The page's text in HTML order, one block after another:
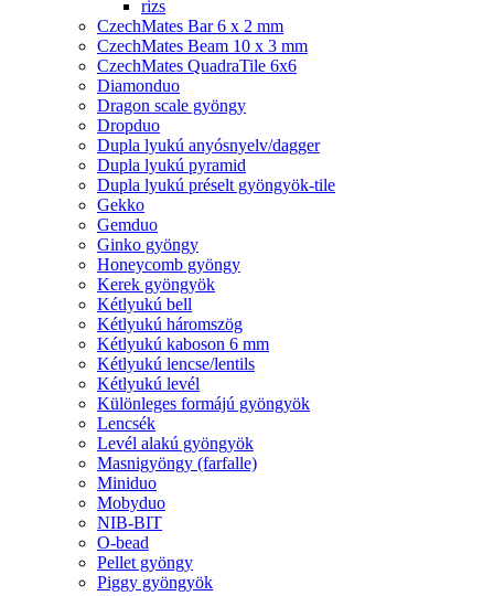
rizs
CzechMates Bar 6 x 2 mm
CzechMates Beam 10 x 3 mm
CzechMates QuadraTile 6x6
Diamonduo
Dragon scale gyöngy
Dropduo
Dupla lyukú anyósnyelv/dagger
Dupla lyukú pyramid
Dupla lyukú préselt gyöngyök-tile
Gekko
Gemduo
Ginko gyöngy
Honeycomb gyöngy
Kerek gyöngyök
Kétlyukú bell
Kétlyukú háromszög
Kétlyukú kaboson 6 mm
Kétlyukú lencse/lentils
Kétlyukú levél
Különleges formájú gyöngyök
Lencsék
Levél alakú gyöngyök
Masnigyöngy (farfalle)
Miniduo
Mobyduo
NIB-BIT
O-bead
Pellet gyöngy
Piggy gyöngyök